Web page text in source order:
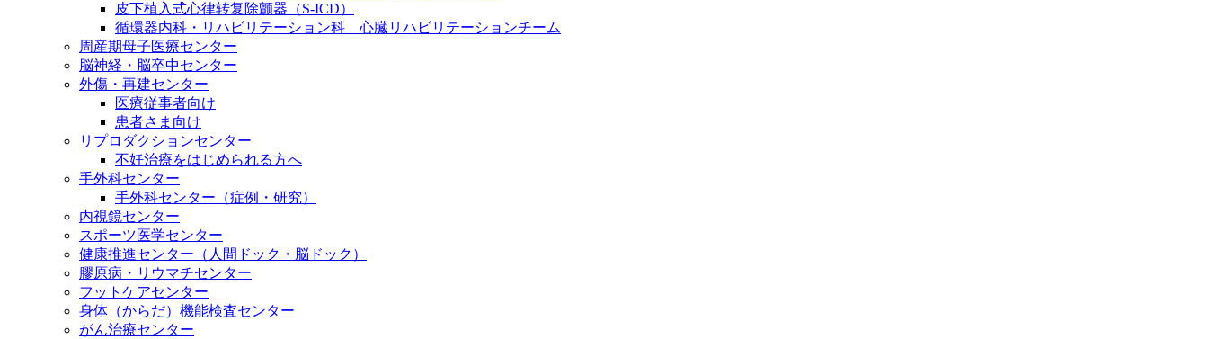
皮下植入式心律转复除颤器（S-ICD）
循環器内科・リハビリテーション科 心臓リハビリテーションチーム
周産期母子医療センター
脳神経・脳卒中センター
外傷・再建センター
医療従事者向け
患者さま向け
リプロダクションセンター
不妊治療をはじめられる方へ
手外科センター
手外科センター（症例・研究）
内視鏡センター
スポーツ医学センター
健康推進センター（人間ドック・脳ドック）
膠原病・リウマチセンター
フットケアセンター
身体（からだ）機能検査センター
がん治療センター